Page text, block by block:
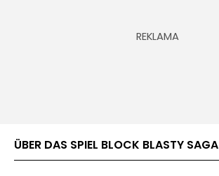
ÜBER DAS SPIEL BLOCK BLASTY SAGA